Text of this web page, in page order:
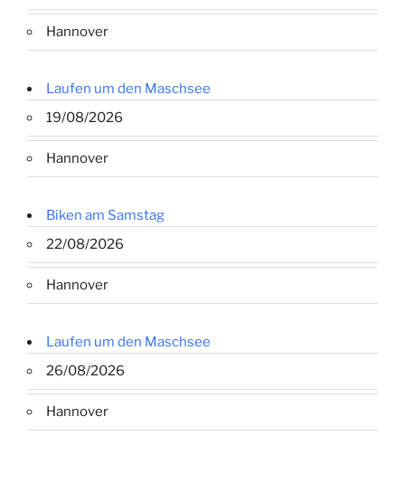
Hannover
Laufen um den Maschsee
19/08/2026
Hannover
Biken am Samstag
22/08/2026
Hannover
Laufen um den Maschsee
26/08/2026
Hannover